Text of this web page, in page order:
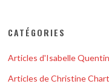
CATÉGORIES
Articles d'Isabelle Quentin
Articles de Christine